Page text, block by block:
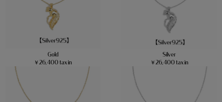
Gold
￥26,400 tax in
Silver
￥26,400 tax in